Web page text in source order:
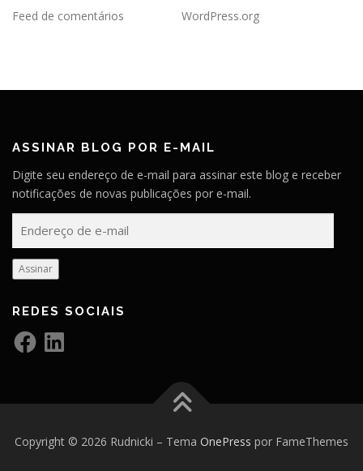
Feed de comentários
WordPress.org
ASSINAR BLOG POR E-MAIL
Digite seu endereço de e-mail para assinar este blog e receber
notificações de novas publicações por e-mail.
d
e
e
ç
o
e
m
Assinar
REDES SOCIAIS
F
a
o
L
n
I
Copyright © 2026 Rudnicki – Tema OnePress por FameThemes